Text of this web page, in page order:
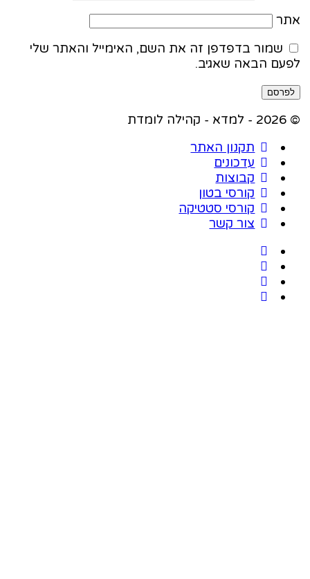
שמור בדפדפן זה את השם, האימייל והאתר שלי
הבאה שאגיב.
תקנון האתר
עדכונים
קבוצות
קורסי בטון
קורסי סטטיקה
צור קשר